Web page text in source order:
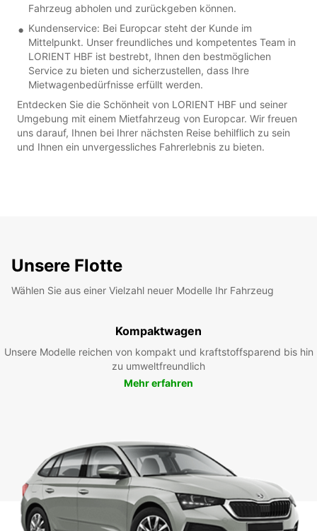
Fahrzeug abholen und zurückgeben können.
Kundenservice: Bei Europcar steht der Kunde im
Mittelpunkt. Unser freundliches und kompetentes Team in
LORIENT HBF ist bestrebt, Ihnen den bestmöglichen
Service zu bieten und sicherzustellen, dass Ihre
Mietwagenbedürfnisse erfüllt werden.
Entdecken Sie die Schönheit von LORIENT HBF und seiner
Umgebung mit einem Mietfahrzeug von Europcar. Wir freuen
uns darauf, Ihnen bei Ihrer nächsten Reise behilflich zu sein
und Ihnen ein unvergessliches Fahrerlebnis zu bieten.
Unsere Flotte
Wählen Sie aus einer Vielzahl neuer Modelle Ihr Fahrzeug
Kompaktwagen
Unsere Modelle reichen von kompakt und kraftstoffsparend bis hin
zu umweltfreundlich
Mehr erfahren